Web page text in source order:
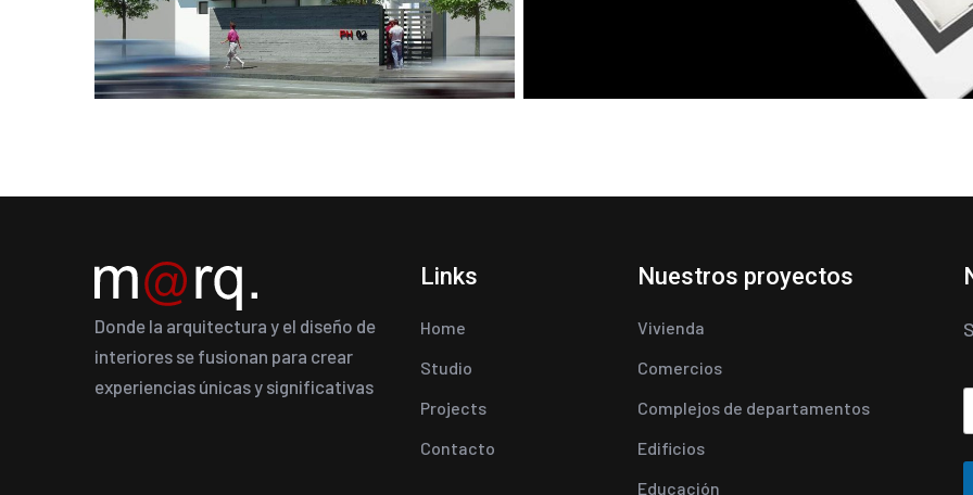
Donde la arquitectura y el diseño de
interiores se fusionan para crear
experiencias únicas y significativas
Links
Home
Studio
Projects
Contacto
Nuestros proyectos
Vivienda
Comercios
Complejos de departamentos
Edificios
Educación